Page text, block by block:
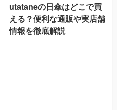
utataneの日傘はどこで買
える？便利な通販や実店舗
情報を徹底解説